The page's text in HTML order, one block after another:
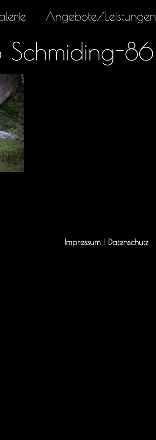
Angebote/Leistungen
Schmiding-86
Impressum Datenschutz